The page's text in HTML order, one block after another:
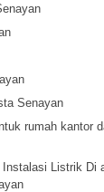
Senayan
rumah kantor
Listrik Di